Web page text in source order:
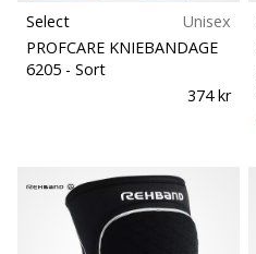
Vis alle
artikler
Select
Unisex
PROFCARE KNIEBANDAGE
6205 - Sort
374 kr